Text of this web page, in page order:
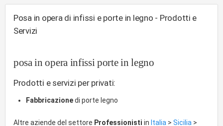
Posa in opera di infissi e porte in legno - Prodotti e
Servizi
posa in opera infissi porte in legno
Prodotti e servizi per privati:
Fabbricazionedi porte legno
Altre aziende del settore Professionisti in Italia > Sicilia >